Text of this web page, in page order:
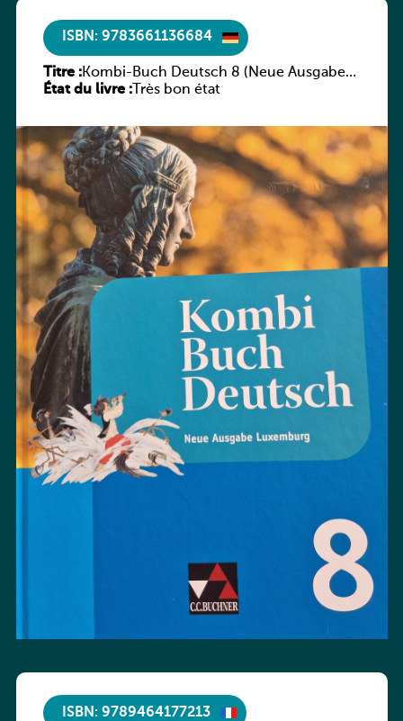
ISBN: 9783661136684
Titre :Kombi-Buch Deutsch 8 (Neue Ausgabe
Luxemburg)
État du livre :Très bon état
ISBN: 9789464177213